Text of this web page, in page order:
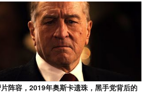
片阵容，2019年奥斯卡遗珠，黑手党背后的